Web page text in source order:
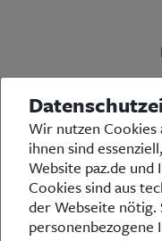
Die Preußische
in der deutschen
über das aktuelle
bezieht zu den
Stellung. In ihrer Arbeit
preußischen
steht für religiöse und
und Weltoffenheit,
Wir nutzen Cookies
ihnen sind
Website paz.de
Cookies sind aus
der Webseite nötig.
personenbezogene